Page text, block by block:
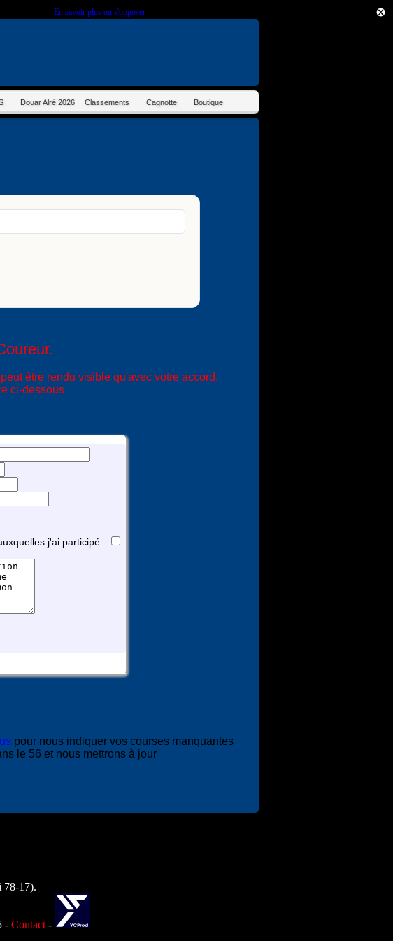
En savoir plus ou s'opposer.
Douar Alré 2026 Classements Cagnotte Boutique
être rendu visible qu'avec votre accord.
ci-dessous.
j'ai participé :
pour nous indiquer vos courses manquantes
le 56 et nous mettrons à jour
17).
- Contact-